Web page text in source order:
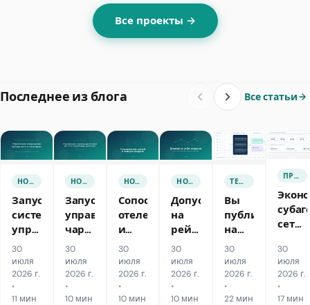
Все проекты →
Последнее из блога Все статьи
НОВАЯ ФУНКЦИЯ
Запустили
системы
управления
парком
для
аренды
и
трансферов
30
июля
2026 г.
•
11 мин
НОВАЯ ФУНКЦИЯ
Запустили
управление
чартерным
блоком
мест
и
серийными
рейсами
30
июля
2026 г.
•
10 мин
НОВАЯ ФУНКЦИЯ
Сопоставление
отелей
и
номеров:
запуск
с
разбивкой
по
30
июля
2026 г.
•
10 мин
НОВАЯ ФУНКЦИЯ
Допуслуги
на
рейсе:
мульти-
сити,
багаж,
питание
30
июля
2026 г.
•
10 мин
ТЕХНОЛОГИИ ТУРИЗМА
Вы
публикуетесь
на
семи
языках,
а
поисковик
видит
30
июля
2026 г.
•
22 мин
ПРОДАЖИ И МАРКЕТИНГ
сети:
и
30
июля
2026 г.
•
17 мин